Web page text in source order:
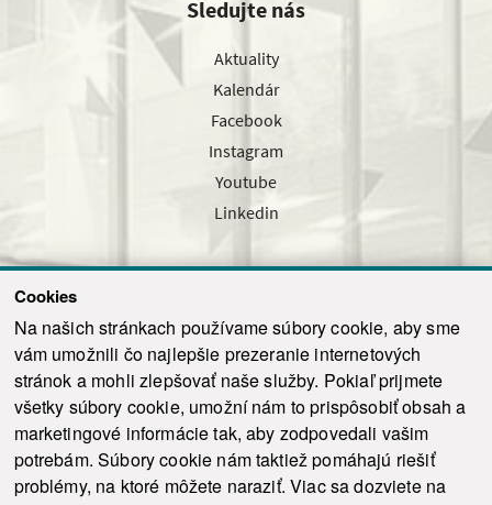
Cookies
Na našich stránkach používame súbory cookie, aby sme
vám umožnili čo najlepšie prezeranie internetových
stránok a mohli zlepšovať naše služby. Pokiaľ prijmete
všetky súbory cookie, umožní nám to prispôsobiť obsah a
marketingové informácie tak, aby zodpovedali vašim
potrebám. Súbory cookie nám taktiež pomáhajú riešiť
problémy, na ktoré môžete naraziť. Viac sa dozviete na
Sledujte nás
Aktuality
Kalendár
Facebook
Instagram
Youtube
Linkedin
Odoslať